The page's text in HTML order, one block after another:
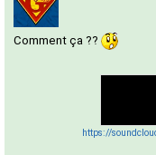
Comment ça ??
https://